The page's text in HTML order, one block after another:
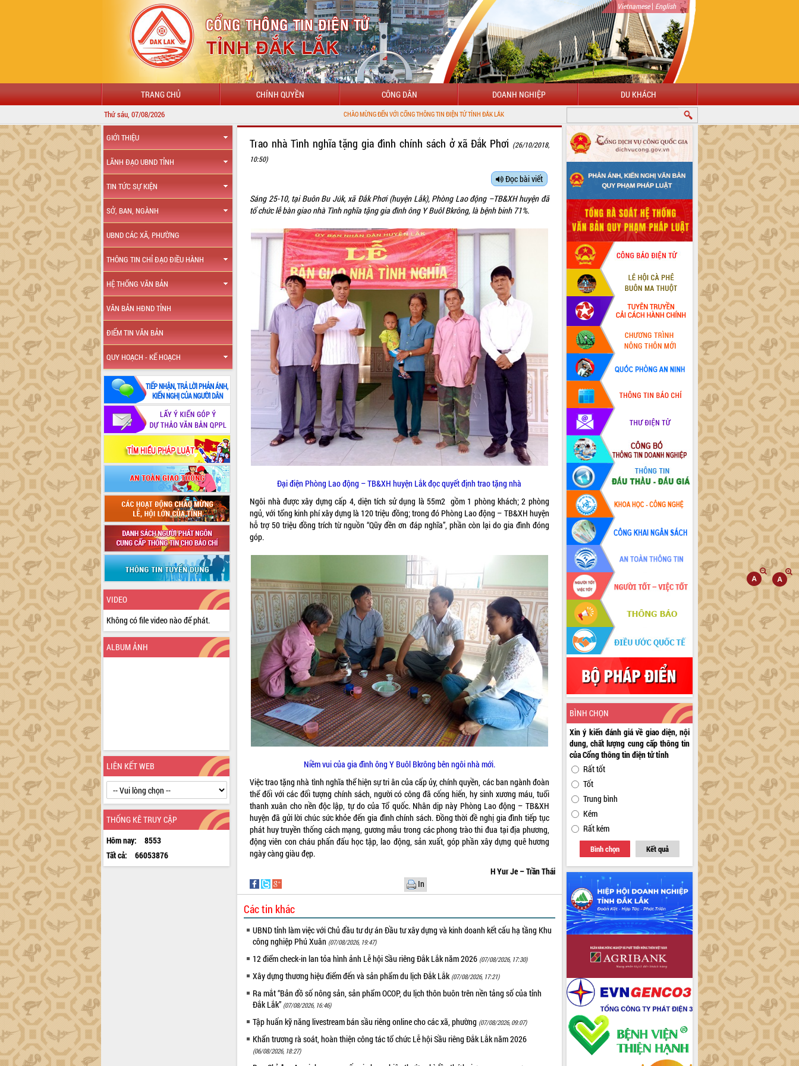
Vietnamese| English
TRANG CHỦ CHÍNH QUYỀN CÔNG DÂN DOANH NGHIỆP DU KHÁCH
Thứ sáu, 07/08/2026 CHÀO MỪNG ĐẾN VỚI CỔNG THÔNG TIN ĐIỆN TỬ TỈNH ĐẮK LẮK
GIỚI THIỆU
LÃNH ĐẠO UBND TỈNH
TIN TỨC SỰ KIỆN
SỞ, BAN, NGÀNH
UBND CÁC XÃ, PHƯỜNG
THÔNG TIN CHỈ ĐẠO ĐIỀU HÀNH
HỆ THỐNG VĂN BẢN
VĂN BẢN HĐND TỈNH
ĐIỂM TIN VĂN BẢN
QUY HOẠCH - KẾ HOẠCH
VIDEO
Không có file video nào để phát.
ALBUM ẢNH
LIÊN KẾT WEB
THỐNG KÊ TRUY CẬP
Hôm nay:
8553
Tất cả:
66053876
Trao nhà Tình nghĩa tặng gia đình chính sách ở xã Đắk Phơi (26/10/2018,
10:50)
Đọc bài viết
Sáng 25-10, tại Buôn Bu Júk, xã Đắk Phơi (huyện Lắk), Phòng Lao động –TB&XH huyện đã
tổ chức lễ bàn giao nhà Tình nghĩa tặng gia đình ông Y Buôl Bkrông, là bệnh binh 71%.
Đại điện Phòng Lao động – TB&XH huyện Lắk đọc quyết định trao tặng nhà
Ngôi nhà được xây dựng cấp 4, diện tích sử dụng là 55m2 gồm 1 phòng khách; 2 phòng
ngủ, với tổng kinh phí xây dựng là 120 triệu đồng; trong đó Phòng Lao động – TB&XH huyện
hỗ trợ 50 triệu đồng trích từ nguồn “Qũy đền ơn đáp nghĩa”, phần còn lại do gia đình đóng
góp.
Niềm vui của gia đình ông Y Buôl Bkrông bên ngôi nhà mới.
Việc trao tặng nhà tình nghĩa thể hiện sự tri ân của cấp ủy, chính quyền, các ban ngành đoàn
thể đối với các đối tượng chính sách, người có công đã cống hiến, hy sinh xương máu, tuổi
thanh xuân cho nền độc lập, tự do của Tổ quốc. Nhân dịp này Phòng Lao động – TB&XH
huyện đã gửi lời chúc sức khỏe đến gia đình chính sách. Đồng thời đề nghị gia đình tiếp tục
phát huy truyền thống cách mạng, gương mẫu trong các phong trào thi đua tại địa phương,
động viên con cháu phấn đấu học tập, lao động, sản xuất, góp phần xây dựng quê hương
ngày càng giàu đẹp.
H Yur Je – Trần Thái
In
Các tin khác
UBND tỉnh làm việc với Chủ đầu tư dự án Đầu tư xây dựng và kinh doanh kết cấu hạ tầng Khu
công nghiệp Phú Xuân (07/08/2026, 19:47)
12 điểm check-in lan tỏa hình ảnh Lễ hội Sầu riêng Đắk Lắk năm 2026 (07/08/2026, 17:30)
Xây dựng thương hiệu điểm đến và sản phẩm du lịch Đắk Lắk (07/08/2026, 17:21)
Ra mắt “Bản đồ số nông sản, sản phẩm OCOP, du lịch thôn buôn trên nền tảng số của tỉnh
Đắk Lắk” (07/08/2026, 16:46)
Tập huấn kỹ năng livestream bán sầu riêng online cho các xã, phường (07/08/2026, 09:07)
Khẩn trương rà soát, hoàn thiện công tác tổ chức Lễ hội Sầu riêng Đắk Lắk năm 2026
(06/08/2026, 18:27)
BÌNH CHỌN
Xin ý kiến đánh giá về giao diện, nội
dung, chất lượng cung cấp thông tin
của Cổng thông tin điện tử tỉnh
Rất tốt
Tốt
Trung bình
Kém
Rất kém
Bình chọn Kết quả